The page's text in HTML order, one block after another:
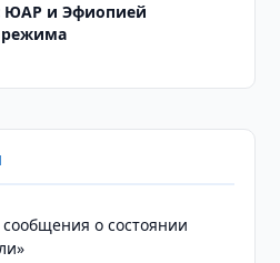
ЮАР и Эфиопией
режима
о состоянии